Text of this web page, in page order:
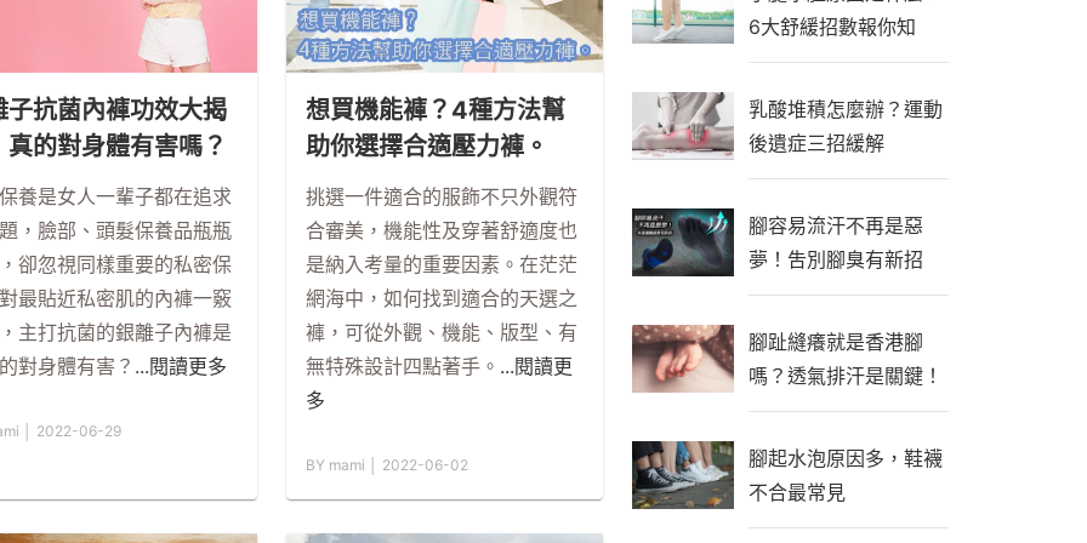
子抗菌內褲功效大揭
真的對身體有害嗎？
養是女人一輩子都在追求
，臉部、頭髮保養品瓶瓶
卻忽視同樣重要的私密保
最貼近私密肌的內褲一竅
主打抗菌的銀離子內褲是
對身體有害？ ...閱讀更多
│ 2022-06-29
想買機能褲？4種方法幫
助你選擇合適壓力褲。
挑選一件適合的服飾不只外觀符
合審美，機能性及穿著舒適度也
是納入考量的重要因素。在茫茫
網海中，如何找到適合的天選之
褲，可從外觀、機能、版型、有
無特殊設計四點著手。 ...閱讀更
多
BY mami │ 2022-06-02
6大舒緩招數報你知
乳酸堆積怎麼辦？運動
後遺症三招緩解
腳容易流汗不再是惡
夢！吿別腳臭有新招
腳趾縫癢就是香港腳
嗎？透氣排汗是關鍵！
腳起水泡原因多，鞋襪
不合最常見